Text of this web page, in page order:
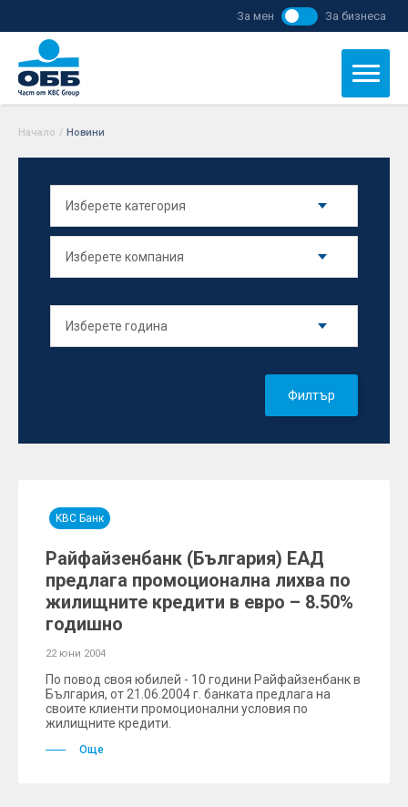
За мен За бизнеса
Начало / Новини
Филтър
KBC Банк
Райфайзенбанк (България) ЕАД
предлага промоционална лихва по
жилищните кредити в евро – 8.50%
годишно
22 юни 2004
По повод своя юбилей - 10 години Райфайзенбанк в
България, от 21.06.2004 г. банката предлага на
своите клиенти промоционални условия по
жилищните кредити.
Още